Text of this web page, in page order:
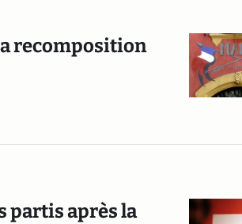
recomposition
partis après la